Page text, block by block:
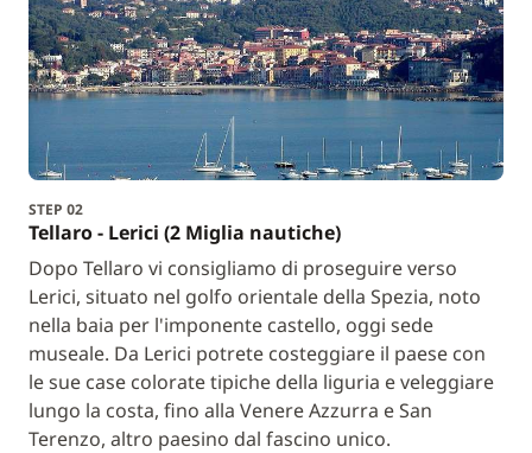
STEP 02
Tellaro - Lerici (2 Miglia nautiche)
Dopo Tellaro vi consigliamo di proseguire verso
Lerici, situato nel golfo orientale della Spezia, noto
nella baia per l'imponente castello, oggi sede
museale. Da Lerici potrete costeggiare il paese con
le sue case colorate tipiche della liguria e veleggiare
lungo la costa, fino alla Venere Azzurra e San
Terenzo, altro paesino dal fascino unico.